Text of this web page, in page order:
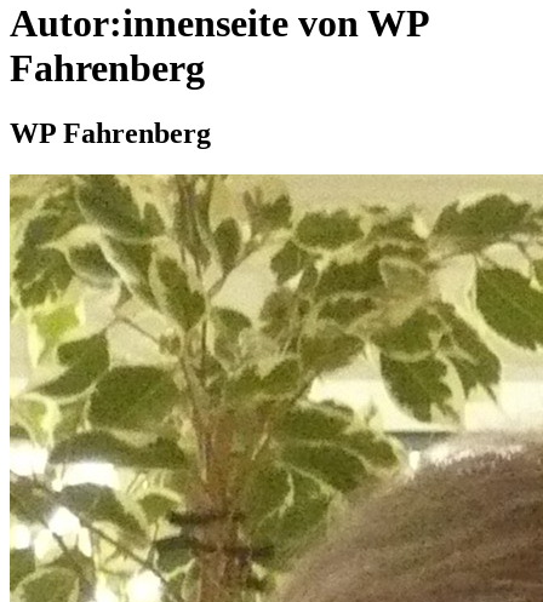
Autor:innenseite von WP
Fahrenberg
WP Fahrenberg